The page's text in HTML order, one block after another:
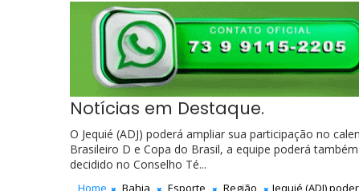
Notícias em Destaque.
O Jequié (ADJ) poderá ampliar sua participação no
Brasileiro D e Copa do Brasil, a equipe poderá
decidido no Conselho Té...
Home Bahia Esporte Região
Jequié (ADJ)